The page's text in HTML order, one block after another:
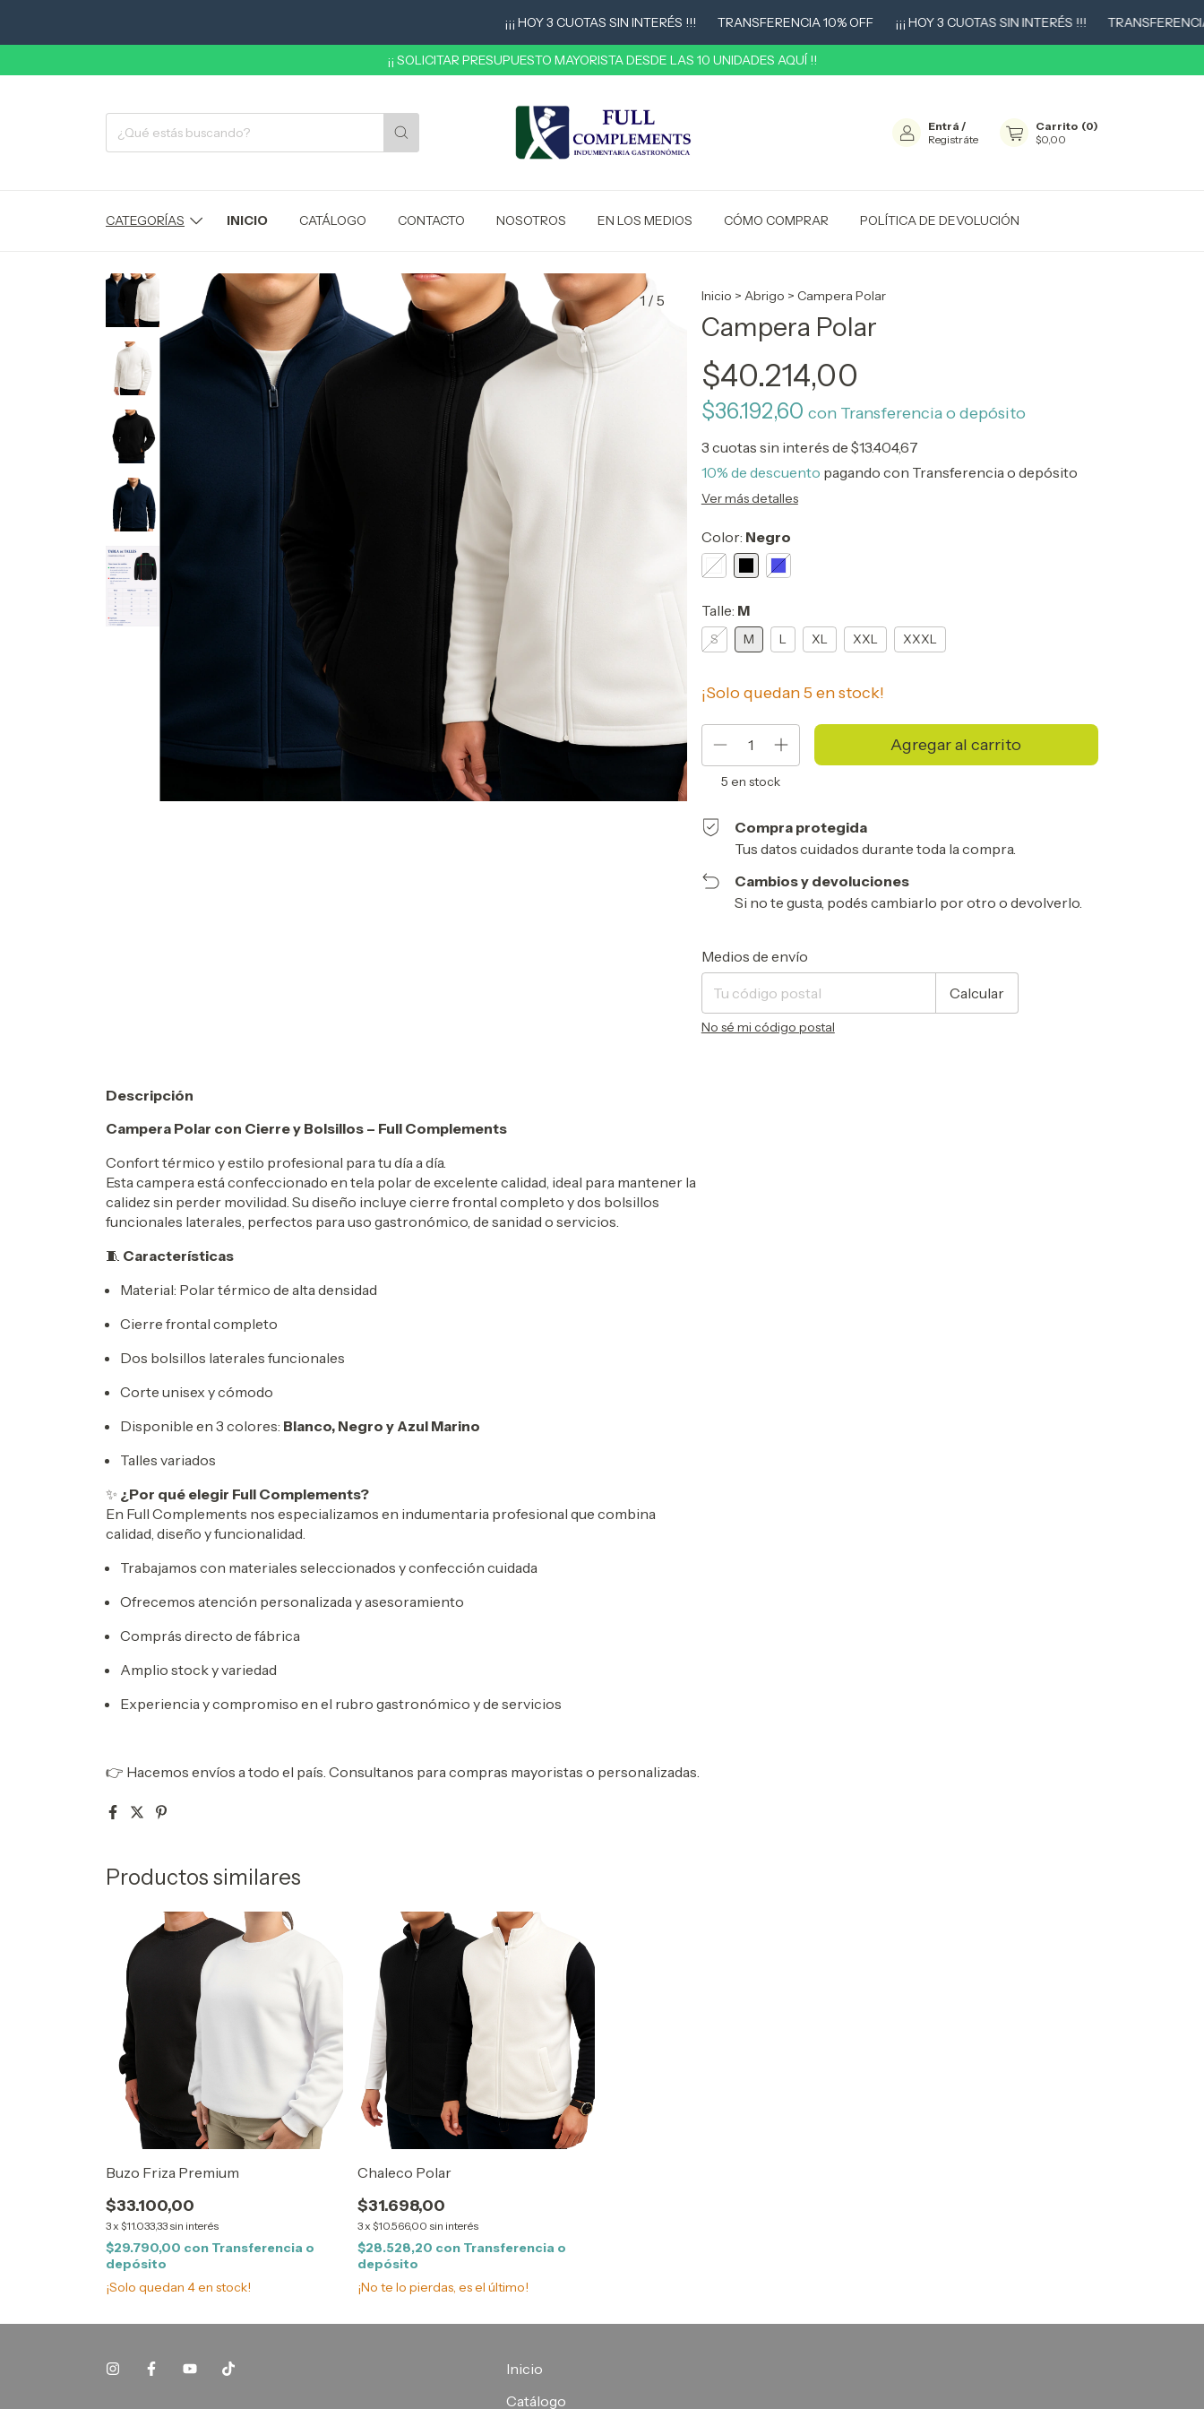
¡¡¡ HOY 3 CUOTAS SIN INTERÉS !!! TRANSFERENCIA 10% OFF ¡¡¡ HOY 3 CUOTAS SIN INTERÉS !!! TRANSFERENCIA 10%
¡¡ SOLICITAR PRESUPUESTO MAYORISTA DESDE LAS 10 UNIDADES AQUÍ !!
Entrá /
Registráte
Carrito (0)
$0,00
CATEGORÍAS INICIO CATÁLOGO CONTACTO NOSOTROS EN LOS MEDIOS CÓMO COMPRAR POLÍTICA DE DEVOLUCIÓN
1 / 5 Inicio > Abrigo > Campera Polar
Campera Polar
$40.214,00
$36.192,60 con Transferencia o depósito
3 cuotas sin interés de $13.404,67
10% de descuento pagando con Transferencia o depósito
Ver más detalles
Color: Negro
Talle: M
S M L XL XXL XXXL
¡Solo quedan5 en stock!
5 en stock
Compra protegida
Tus datos cuidados durante toda la compra.
Cambios y devoluciones
Si no te gusta, podés cambiarlo por otro o devolverlo.
Entregas para el CP:
Medios de envío
Calcular
No sé mi código postal
Descripción
Campera Polar con Cierre y Bolsillos – Full Complements
Confort térmico y estilo profesional para tu día a día.
Esta campera está confeccionado en tela polar de excelente calidad, ideal para mantener la
calidez sin perder movilidad. Su diseño incluye cierre frontal completo y dos bolsillos
funcionales laterales, perfectos para uso gastronómico, de sanidad o servicios.
🧵 Características
Material: Polar térmico de alta densidad
Cierre frontal completo
Dos bolsillos laterales funcionales
Corte unisex y cómodo
Disponible en 3 colores: Blanco, Negro y Azul Marino
Talles variados
✨ ¿Por qué elegir Full Complements?
En Full Complements nos especializamos en indumentaria profesional que combina
calidad, diseño y funcionalidad.
Trabajamos con materiales seleccionados y confección cuidada
Ofrecemos atención personalizada y asesoramiento
Comprás directo de fábrica
Amplio stock y variedad
Experiencia y compromiso en el rubro gastronómico y de servicios
👉 Hacemos envíos a todo el país. Consultanos para compras mayoristas o personalizadas.
Productos similares
Buzo Friza Premium
$33.100,00
3x $11.033,33 sin interés
$29.790,00 con Transferencia o
depósito
¡Solo quedan 4en stock!
Chaleco Polar
$31.698,00
3x $10.566,00 sin interés
$28.528,20 con Transferencia o
depósito
¡No te lo pierdas, es el último!
Inicio
Catálogo